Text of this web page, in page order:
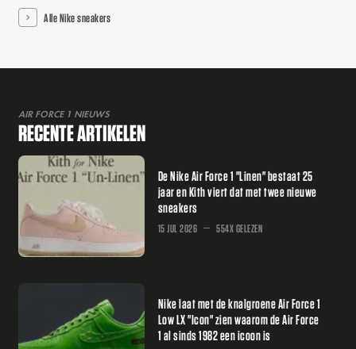
Alle Nike sneakers
AIR FORCE 1 NIEUWS
RECENTE ARTIKELEN
De Nike Air Force 1 "Linen" bestaat 25
jaar en Kith viert dat met twee nieuwe
sneakers
15 JUL 2026 554X GELEZEN
Nike laat met de knalgroene Air Force 1
Low LX "Icon" zien waarom de Air Force
1 al sinds 1982 een icoon is